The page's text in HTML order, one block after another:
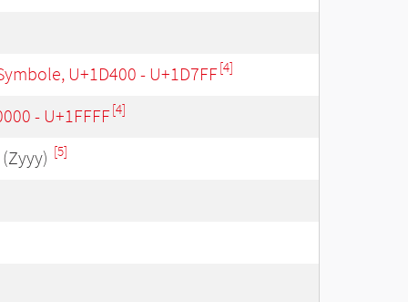
U+1D400 - U+1D7FF[4]
- U+1FFFF[4]
(Zyyy) [5]